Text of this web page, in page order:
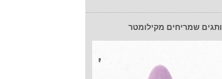
שמריחים מקילומטר